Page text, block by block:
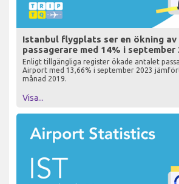
Istanbul flygplats ser en ökning
passagerare med 14% i september
Enligt tillgängliga register ökade antalet
Airport med 13,66% i september 2023
månad 2019.
Visa...